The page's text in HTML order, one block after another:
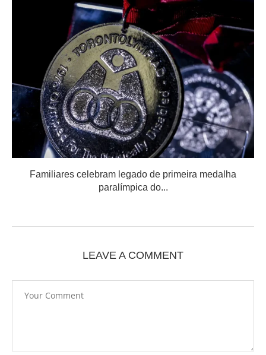
Familiares celebram legado de primeira medalha
paralímpica do...
LEAVE A COMMENT